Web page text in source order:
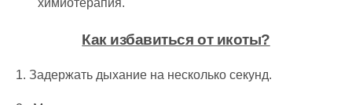
Как избавиться от икоты?
1. Задержать дыхание на несколько секунд.